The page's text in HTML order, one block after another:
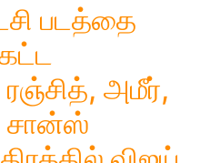
படத்தை
அமீர்,
சான்ஸ்